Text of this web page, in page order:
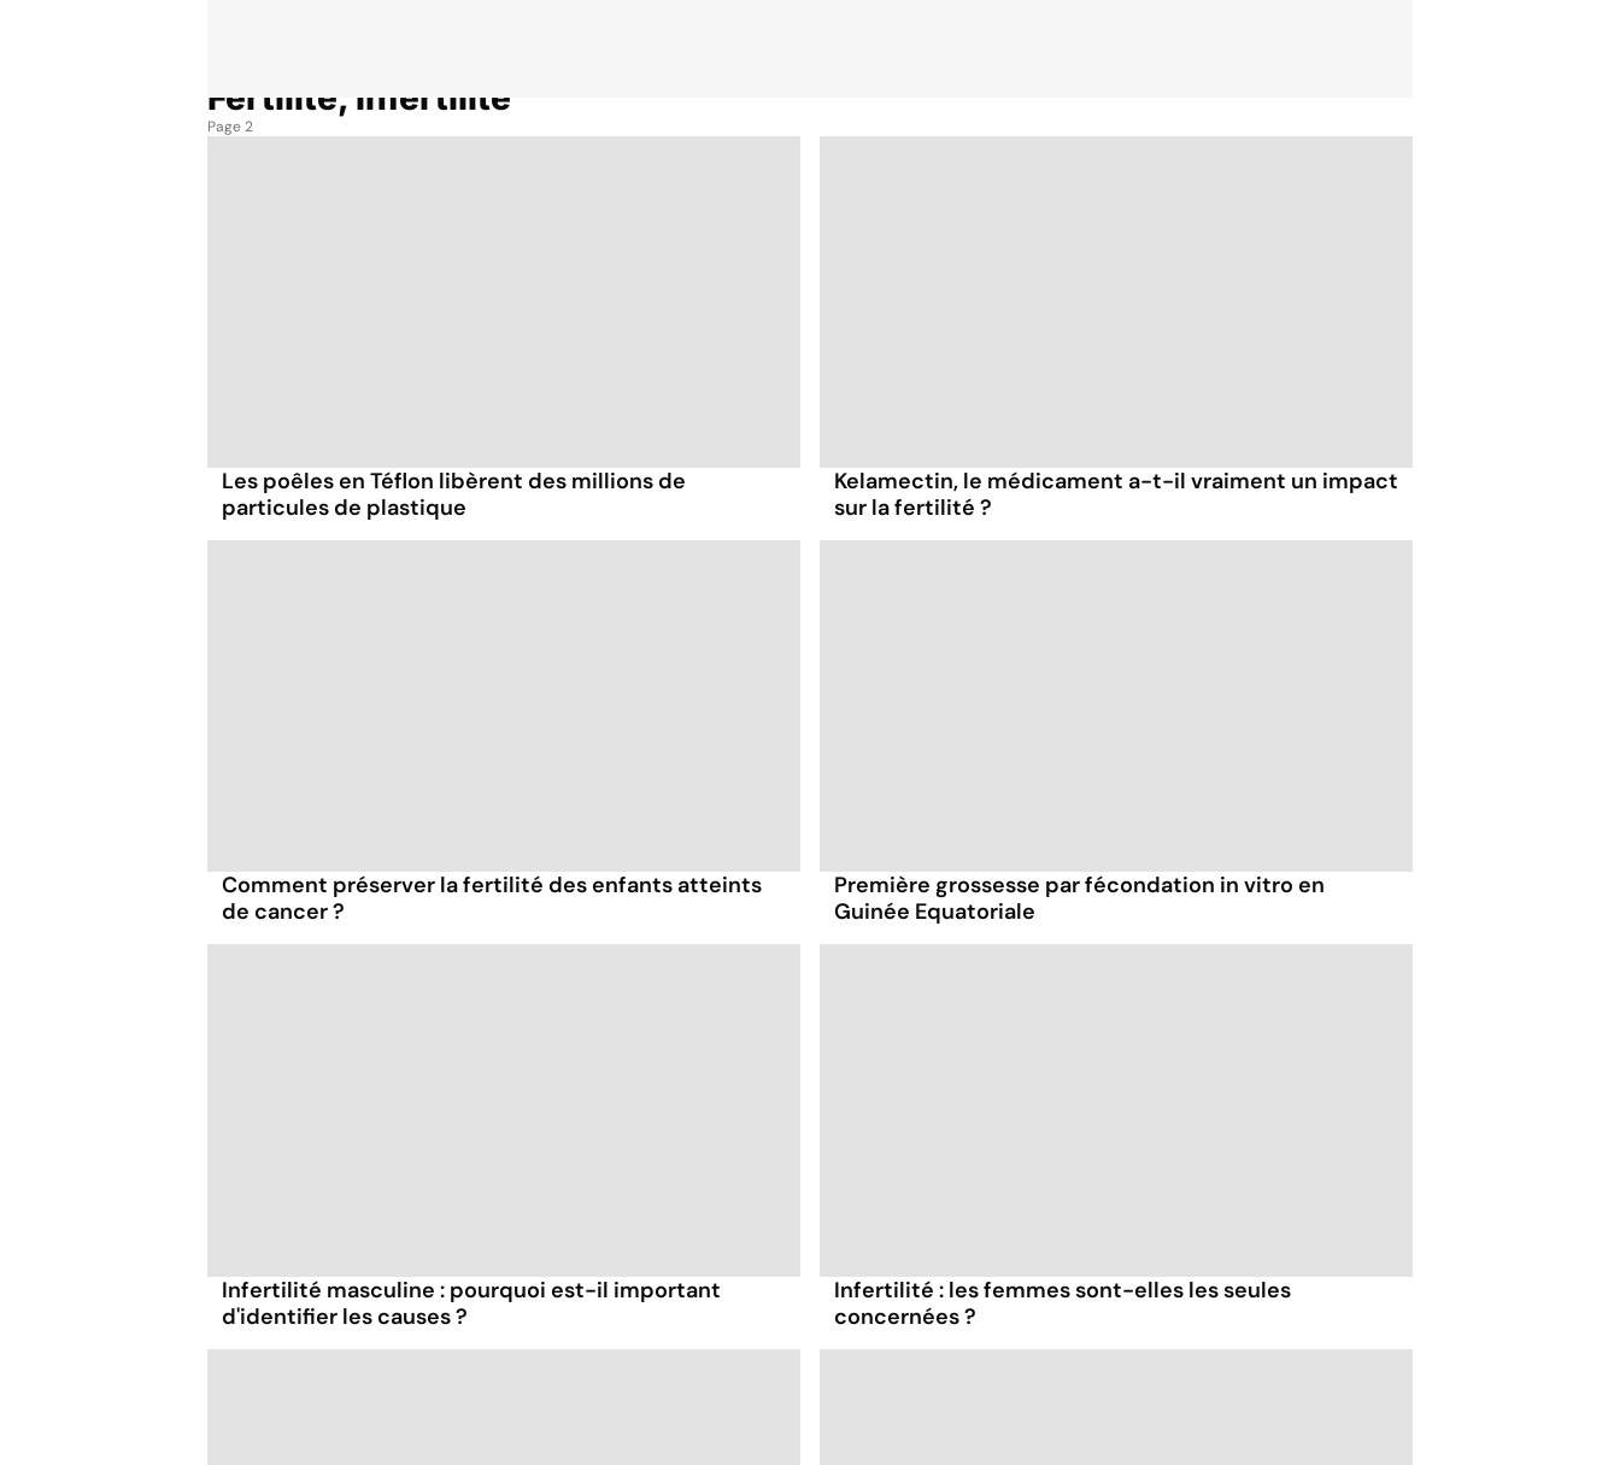
Fertilité, infertilité
Page 2
Les poêles en Téflon libèrent des millions de
particules de plastique
Kelamectin, le médicament a-t-il vraiment un impact
sur la fertilité ?
Comment préserver la fertilité des enfants atteints
de cancer ?
Première grossesse par fécondation in vitro en
Guinée Equatoriale
Infertilité masculine : pourquoi est-il important
d'identifier les causes ?
Infertilité : les femmes sont-elles les seules
concernées ?